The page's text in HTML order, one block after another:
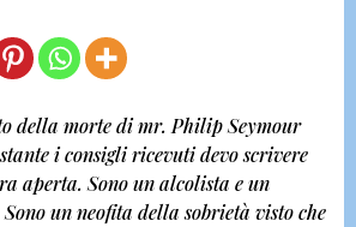
della morte di mr. Philip Seymour
i consigli ricevuti devo scrivere
aperta. Sono un alcolista e un
un neofita della sobrietà visto che